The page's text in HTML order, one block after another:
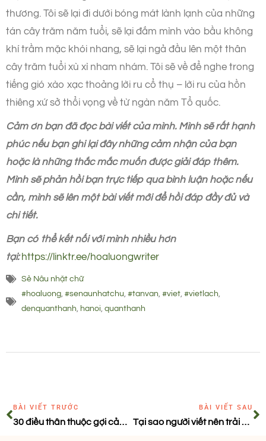
thương. Tôi sẽ lại đi dưới bóng mát lành lạnh của những
tán cây trăm năm tuổi, sẽ lại đắm mình vào bầu không
khí trầm mặc khói nhang, sẽ lại ngả đầu lên một thân
cây trăm tuổi xù xì nham nhám. Tôi sẽ về để nghe trong
tiếng gió xào xạc thoảng lời ru cổ thụ – lời ru của hồn
thiêng xứ sở thổi vọng về từ ngàn năm Tổ quốc.
Cảm ơn bạn đã đọc bài viết của mình. Mình sẽ rất hạnh
phúc nếu bạn ghi lại đây những cảm nhận của bạn
hoặc là những thắc mắc muốn được giải đáp thêm.
Mình sẽ phản hồi bạn trực tiếp qua bình luận hoặc nếu
cần, mình sẽ lên một bài viết mới để hồi đáp đầy đủ và
chi tiết.
Bạn có thể kết nối với mình nhiều hơn
tại:https://linktr.ee/hoaluongwriter
Sẻ Nâu nhặt chữ
#hoaluong, #senaunhatchu, #tanvan, #viet, #vietlach,
denquanthanh, hanoi, quanthanh
BÀI VIẾT TRƯỚC
30 điều thân thuộc gợi cảm hứng sáng tạo mỗi ngày
BÀI VIẾT SAU
Tại sao người viết nên trải nghiệm nhiều bộ môn nghệ thuật khác nhau?